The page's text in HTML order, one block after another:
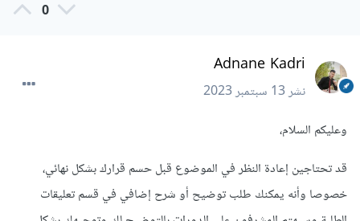
0
Adnane Kadri
نشر13 سبتمبر 2023
وعليكم السلام،
قد تحتاجين إعادة النظر في الموضوع قبل حسم قرارك بشكل نهائي،
خصوصا وأنه يمكنك طلب توضيح أو شرح إضافي في قسم تعليقات